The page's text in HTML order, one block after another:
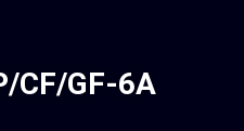
CF/GF-6A